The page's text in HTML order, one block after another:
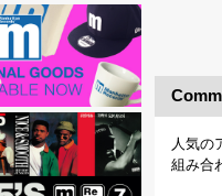
人気の
組み合